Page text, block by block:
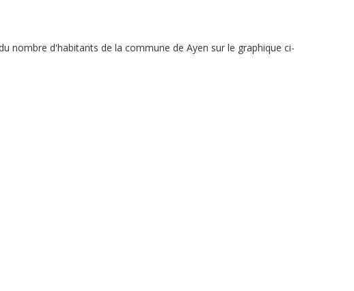
nombre d'habitants de la commune de Ayen sur le graphique ci-